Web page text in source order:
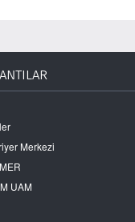
Merkezi
UAM